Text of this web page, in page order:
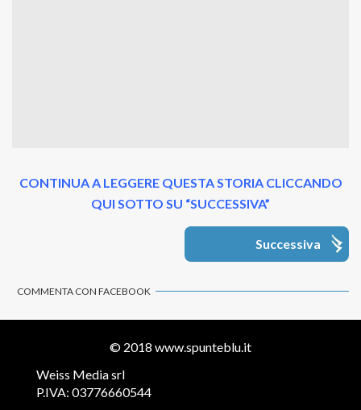
CONTINUA A LEGGERE QUESTA STORIA CLICCANDO
QUI SOTTO SU “SUCCESSIVA”
Successiva
COMMENTA CON FACEBOOK
© 2018 www.spunteblu.it
Weiss Media srl
P.IVA: 03776660544